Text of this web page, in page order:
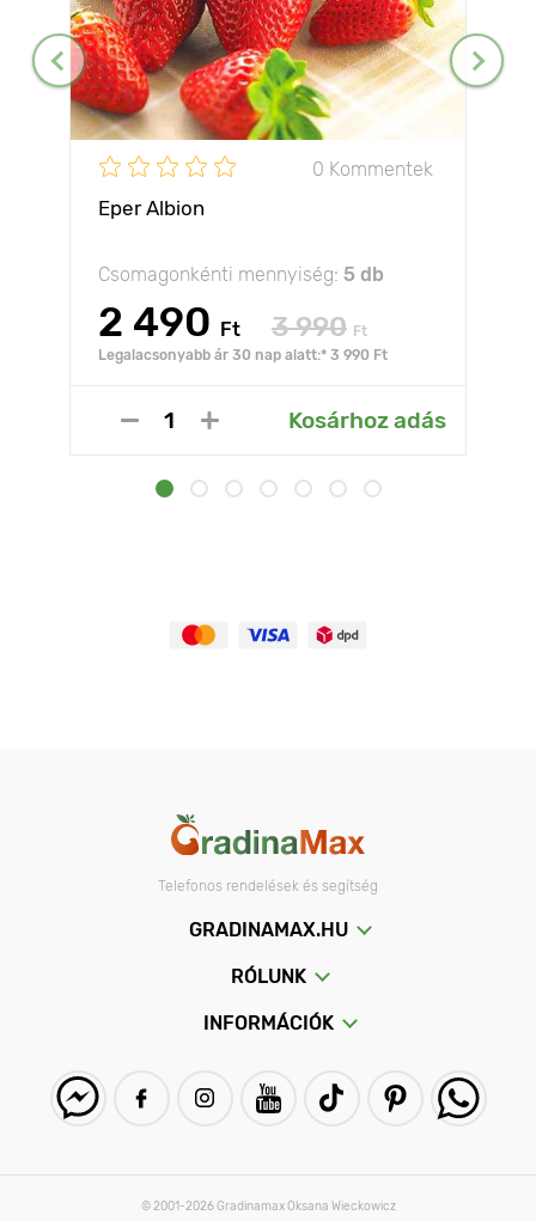
0 Kommentek
Eper Albion
Csomagonkénti mennyiség: 5 db
2 490 Ft 3 990 Ft
Legalacsonyabb ár 30 nap alatt:* 3 990 Ft
Kosárhoz adás
Telefonos rendelések és segítség
GRADINAMAX.HU
RÓLUNK
INFORMÁCIÓK
© 2001-2026 Gradinamax Oksana Wieckowicz